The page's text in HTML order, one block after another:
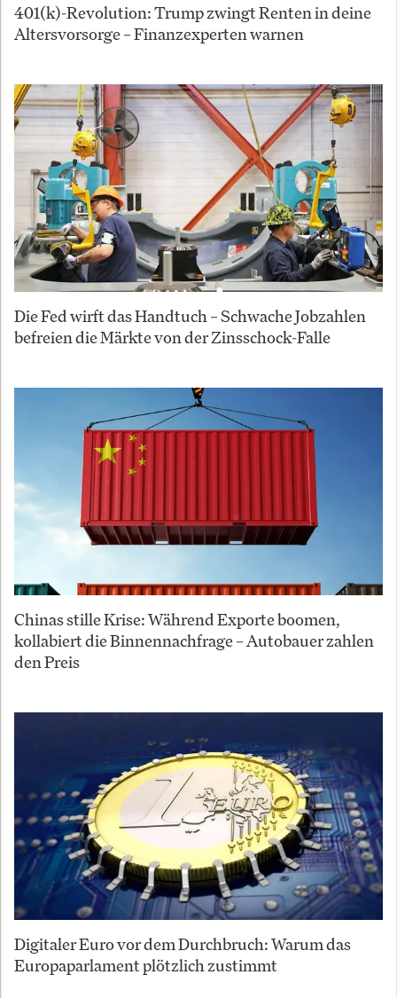
401(k)-Revolution: Trump zwingt Renten in deine
Altersvorsorge – Finanzexperten warnen
Die Fed wirft das Handtuch – Schwache Jobzahlen
befreien die Märkte von der Zinsschock-Falle
Chinas stille Krise: Während Exporte boomen,
kollabiert die Binnennachfrage – Autobauer zahlen
den Preis
Digitaler Euro vor dem Durchbruch: Warum das
Europaparlament plötzlich zustimmt